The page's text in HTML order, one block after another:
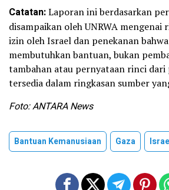
Catatan:Laporan ini berdasarkan
disampaikan oleh UNRWA mengenai
izin oleh Israel dan penekanan bahwa
membutuhkan bantuan, bukan
tambahan atau pernyataan rinci
tersedia dalam ringkasan sumber
Foto: ANTARA News
Bantuan Kemanusiaan Gaza